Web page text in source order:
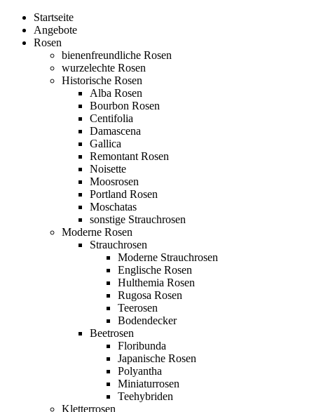
Startseite
Angebote
Rosen
bienenfreundliche Rosen
wurzelechte Rosen
Historische Rosen
Alba Rosen
Bourbon Rosen
Centifolia
Damascena
Gallica
Remontant Rosen
Noisette
Moosrosen
Portland Rosen
Moschatas
sonstige Strauchrosen
Moderne Rosen
Strauchrosen
Moderne Strauchrosen
Englische Rosen
Hulthemia Rosen
Rugosa Rosen
Teerosen
Bodendecker
Beetrosen
Floribunda
Japanische Rosen
Polyantha
Miniaturrosen
Teehybriden
Kletterrosen